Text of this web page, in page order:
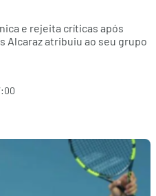
e rejeita críticas após
Alcaraz atribuiu ao seu grupo